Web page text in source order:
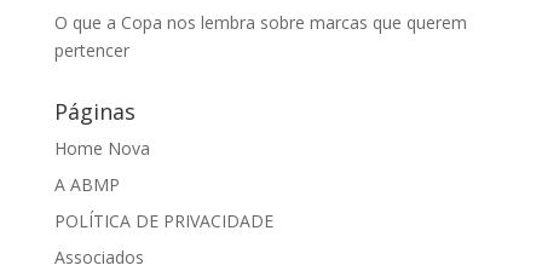
O que a Copa nos lembra sobre marcas que querem
pertencer
Páginas
Home Nova
A ABMP
POLÍTICA DE PRIVACIDADE
Associados